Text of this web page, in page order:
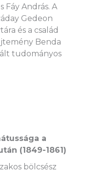
András. A
Gedeon
és a család
Benda
tudományos
a
(1849-1861)
bölcsész